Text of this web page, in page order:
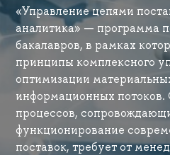
«Управление цепями
аналитика» — программа
бакалавров, в рамках
принципы комплексного
оптимизации
информационных потоков.
процессов,
функционирование
поставок, требует от